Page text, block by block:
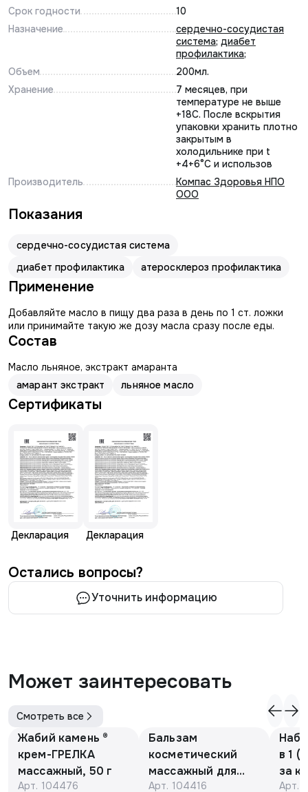
Срок годности
10
Назначение
сердечно-сосудистая
система; диабет
профилактика;
Объем
200мл.
Хранение
7 месяцев, при
температуре не выше
+18С. После вскрытия
упаковки хранить плотно
закрытым в
холодильнике при t
+4+6°С и использов
Производитель
Компас Здоровья НПО
ООО
Показания
сердечно-сосудистая система
диабет профилактика
атеросклероз профилактика
Применение
Добавляйте масло в пищу два раза в день по 1 ст. ложки
или принимайте такую же дозу масла сразу после еды.
Состав
Масло льняное, экстракт амаранта
амарант экстракт
льняное масло
Сертификаты
Декларация Декларация
Остались вопросы?
Уточнить информацию
Может заинтересовать
Смотреть все
Жабий камень ®
крем-ГРЕЛКА
массажный, 50 г
Арт. 104476
Бальзам
косметический
массажный для
детей с барсучьим
Арт. 104416
в 1
за
Арт.